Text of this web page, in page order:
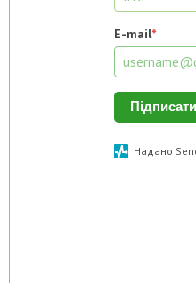
E-mail*
Надано